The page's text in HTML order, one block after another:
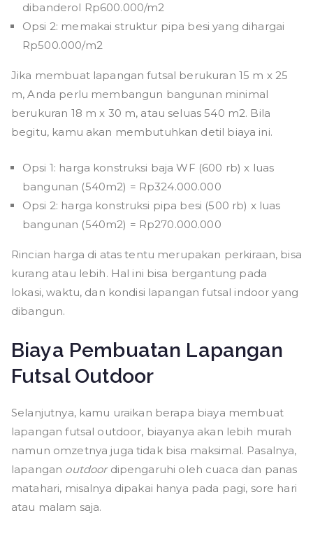
dibanderol Rp600.000/m2
Opsi 2: memakai struktur pipa besi yang dihargai
Rp500.000/m2
Jika membuat lapangan futsal berukuran 15 m x 25
m, Anda perlu membangun bangunan minimal
berukuran 18 m x 30 m, atau seluas 540 m2. Bila
begitu, kamu akan membutuhkan detil biaya ini.
Opsi 1: harga konstruksi baja WF (600 rb) x luas
bangunan (540m2) = Rp324.000.000
Opsi 2: harga konstruksi pipa besi (500 rb) x luas
bangunan (540m2) = Rp270.000.000
Rincian harga di atas tentu merupakan perkiraan, bisa
kurang atau lebih. Hal ini bisa bergantung pada
lokasi, waktu, dan kondisi lapangan futsal indoor yang
dibangun.
Biaya Pembuatan Lapangan
Futsal Outdoor
Selanjutnya, kamu uraikan berapa biaya membuat
lapangan futsal outdoor, biayanya akan lebih murah
namun omzetnya juga tidak bisa maksimal. Pasalnya,
lapangan outdoordipengaruhi oleh cuaca dan panas
matahari, misalnya dipakai hanya pada pagi, sore hari
atau malam saja.